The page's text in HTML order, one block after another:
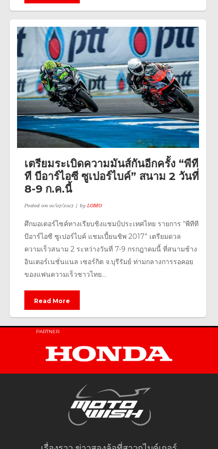
เตรียมระเบิดความมันส์กันอีกครั้ง “พีที
ที บีอาร์ไอซี ซูเปอร์ไบค์” สนาม 2 วันที่
8-9 ก.ค.นี้
Posted on01/07/2017 byLOMO
ศึกมอเตอร์ไซค์ทางเรียบชิงแชมป์ประเทศไทย รายการ “พีทีที
บีอาร์ไอซี ซูเปอร์ไบค์ แชมเปี้ยนชิพ 2017” เตรียมดวล
ความเร็วสนาม 2 ระหว่างวันที่ 7-9 กรกฎาคมนี้ ที่สนามช้าง
อินเตอร์เนชั่นแนล เซอร์กิต จ.บุรีรัมย์ ท่ามกลางการรอคอย
ของแฟนความเร็วชาวไทย...
Read More
PARTNER